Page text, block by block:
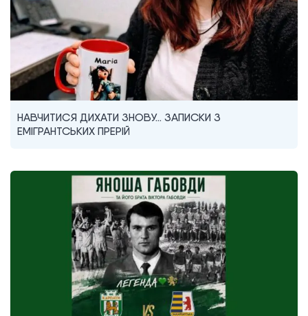
НАВЧИТИСЯ ДИХАТИ ЗНОВУ… ЗАПИСКИ З
ЕМІГРАНТСЬКИХ ПРЕРІЙ